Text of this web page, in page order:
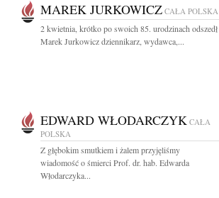
MAREK JURKOWICZ CAŁA POLSKA
2 kwietnia, krótko po swoich 85. urodzinach odszedł
Marek Jurkowicz dziennikarz, wydawca,...
EDWARD WŁODARCZYK CAŁA
POLSKA
Z głębokim smutkiem i żalem przyjęliśmy
wiadomość o śmierci Prof. dr. hab. Edwarda
Włodarczyka...